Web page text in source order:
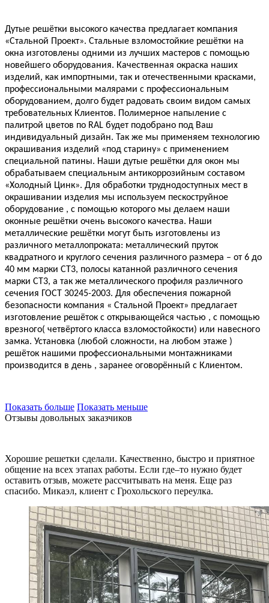
Дутые решётки высокого качества предлагает компания
«Стальной Проект». Стальные взломостойкие решётки на
окна изготовлены одними из лучших мастеров с помощью
новейшего оборудования. Качественная окраска наших
изделий, как импортными, так и отечественными красками,
профессиональными малярами с профессиональным
оборудованием, долго будет радовать своим видом самых
требовательных Клиентов. Полимерное напыление с
палитрой цветов по RAL будет подобрано под Ваш
индивидуальный дизайн. Так же мы применяем технологию
окрашивания изделий «под старину» с применением
специальной патины. Наши дутые решётки для окон мы
обрабатываем специальным антикоррозийным составом
«Холодный Цинк». Для обработки труднодоступных мест в
окрашивании изделия мы используем пескоструйное
оборудование , с помощью которого мы делаем наши
оконные решётки очень высокого качества. Наши
металлические решётки могут быть изготовлены из
различного металлопроката: металлический пруток
квадратного и круглого сечения различного размера – от 6 до
40 мм марки СТ3, полосы катанной различного сечения
марки СТ3, а так же металлического профиля различного
сечения ГОСТ 30245-2003. Для обеспечения пожарной
безопасности компания « Стальной Проект» предлагает
изготовление решёток с открывающейся частью , с помощью
врезного( четвёртого класса взломостойкости) или навесного
замка. Установка (любой сложности, на любом этаже )
решёток нашими профессиональными монтажниками
производится в день , заранее оговорённый с Клиентом.
Показать больше Показать меньше
Отзывы довольных заказчиков
Хорошие решетки сделали. Качественно, быстро и приятное
общение на всех этапах работы. Если где–то нужно будет
оставить отзыв, можете рассчитывать на меня. Еще раз
спасибо. Микаэл, клиент с Грохольского переулка.